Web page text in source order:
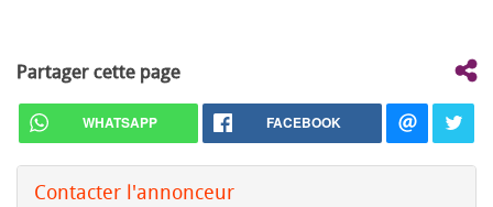
Partager cette page
WHATSAPP FACEBOOK
Contacter l'annonceur